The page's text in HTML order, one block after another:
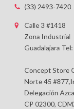
(33) 2493-7420
Calle 3 #1418
Zona Industrial
Guadalajara
Concept Store
Norte 45
Delegación
CP 02300,